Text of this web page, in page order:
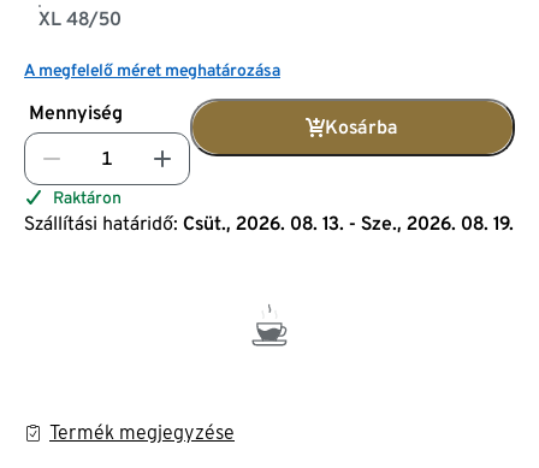
XL 48/50
A megfelelő méret meghatározása
Mennyiség
Kosárba
Raktáron
Szállítási határidő: Csüt., 2026. 08. 13. - Sze., 2026. 08. 19.
Termék megjegyzése